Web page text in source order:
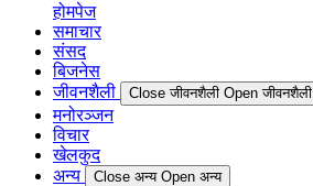
होमपेज
समाचार
संसद
बिजनेस
जीवनशैली
Close जीवनशैली Open जीवनशैली
मनोरञ्जन
विचार
खेलकुद
अन्य
Close अन्य Open अन्य